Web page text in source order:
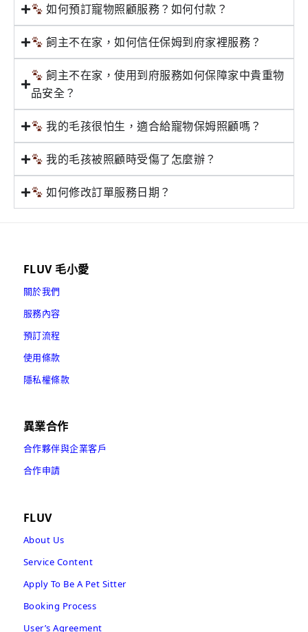
如何預訂寵物照顧服務？如何付款？
飼主不在家，如何信任保姆到府家裡服務？
飼主不在家，使用到府服務如何保障家中貴重物
品安全？
我的毛孩很怕生，適合給寵物保姆照顧嗎？
我的毛孩被照顧時受傷了怎麼辦？
如何修改訂單服務日期？
FLUV 毛小愛
關於我們
服務內容
預訂流程
使用條款
隱私權條款
異業合作
合作夥伴與企業客戶
合作申請
FLUV
About Us
Service Content
Apply To Be A Pet Sitter
Booking Process
User’s Agreement